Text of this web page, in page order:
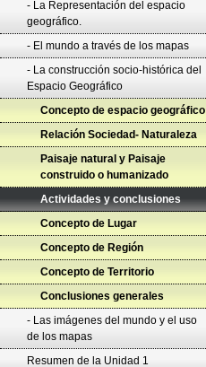
- La Representación del espacio
geográfico.
- El mundo a través de los mapas
- La construcción socio-histórica del
Espacio Geográfico
Concepto de espacio geográfico
Relación Sociedad- Naturaleza
Paisaje natural y Paisaje
construido o humanizado
Actividades y conclusiones
Concepto de Lugar
Concepto de Región
Concepto de Territorio
Conclusiones generales
- Las imágenes del mundo y el uso
de los mapas
Resumen de la Unidad 1